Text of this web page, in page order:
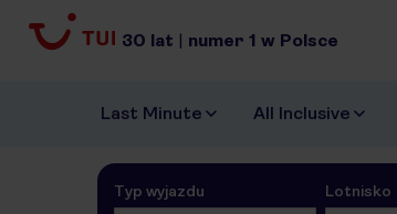
30 lat | numer 1 w Polsce
Last Minute All Inclusive
Typ wyjazdu Lotnisko